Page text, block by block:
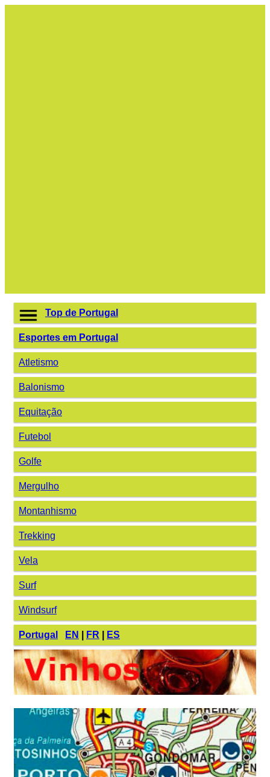
Top de Portugal
Esportes em Portugal
Atletismo
Balonismo
Equitação
Futebol
Golfe
Mergulho
Montanhismo
Trekking
Vela
Surf
Windsurf
Portugal EN FR ES